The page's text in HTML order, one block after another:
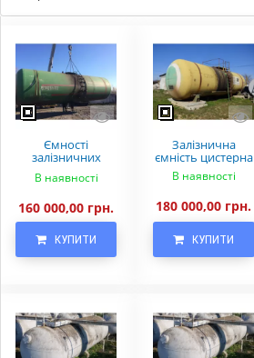
Ємності
залізничних
В наявності
160 000,00 грн.
КУПИТИ
Залізнична
ємність цистерна
В наявності
180 000,00 грн.
КУПИТИ